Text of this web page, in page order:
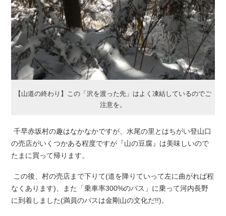
【山道の終わり】この「沢を渡った先」はよく凍結しているのでご
注意を。
千早赤坂村の趣はなかなかですが、水尾の里とはちがい登山口
の売店がいくつかある程度ですが『山の豆腐』は美味しいので
たまに買って帰ります。
この後、村の売店まで下りて(道を降りていって左に曲がれば程
なくあります)、また「乗車率300%のバス」に乗って河内長野
に到着しました(満員のバスは金剛山の文化だ!!)。